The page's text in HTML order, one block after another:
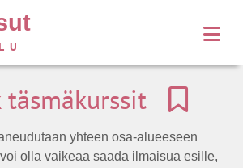
täsmäkurssit
yhteen osa-alueeseen
olla vaikeaa saada ilmaisua esille,